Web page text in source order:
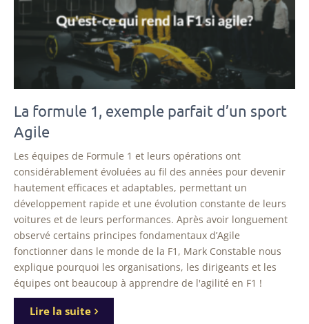
La formule 1, exemple parfait d’un sport
Agile
Les équipes de Formule 1 et leurs opérations ont
considérablement évoluées au fil des années pour devenir
hautement efficaces et adaptables, permettant un
développement rapide et une évolution constante de leurs
voitures et de leurs performances. Après avoir longuement
observé certains principes fondamentaux d’Agile
fonctionner dans le monde de la F1, Mark Constable nous
explique pourquoi les organisations, les dirigeants et les
équipes ont beaucoup à apprendre de l'agilité en F1 !
Lire la suite